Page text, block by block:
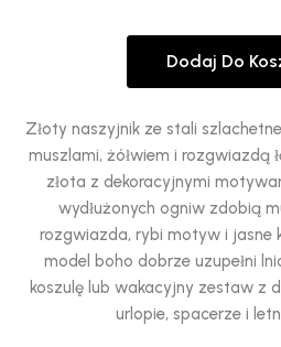
Złoty naszyjnik ze stali
muszlami, żółwiem i rozgwiazdą
złota z dekoracyjnymi
wydłużonych ogniw zdobią
rozgwiazda, rybi motyw i jasne
model boho dobrze uzupełni
koszulę lub wakacyjny zestaw z
urlopie, spacerze i
Dodaj Do